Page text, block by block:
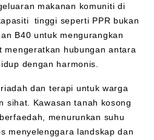
makanan komuniti di
tinggi seperti PPR bukan
B40 untuk mengurangkan
mengeratkan hubungan antara
dengan harmonis.
dan terapi untuk warga
sihat. Kawasan tanah kosong
menurunkan suhu
menyelenggara landskap dan